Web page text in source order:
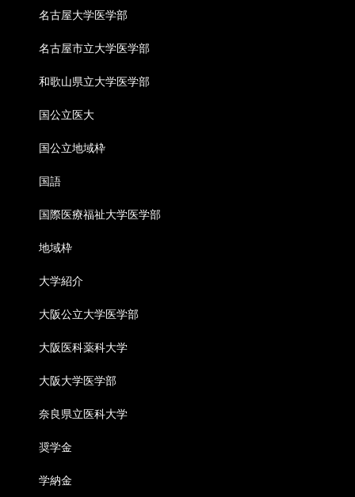
名古屋大学医学部
名古屋市立大学医学部
和歌山県立大学医学部
国公立医大
国公立地域枠
国語
国際医療福祉大学医学部
地域枠
大学紹介
大阪公立大学医学部
大阪医科薬科大学
大阪大学医学部
奈良県立医科大学
奨学金
学納金